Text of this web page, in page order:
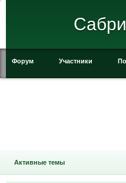
Форум Участники
Активные темы